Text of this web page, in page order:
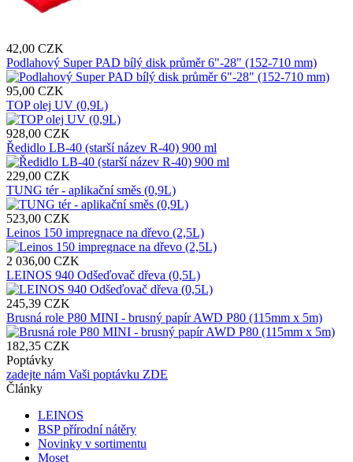
42,00 CZK
Podlahový Super PAD bílý disk průměr 6"-28" (152-710 mm)
95,00 CZK
TOP olej UV (0,9L)
928,00 CZK
Ředidlo LB-40 (starší název R-40) 900 ml
229,00 CZK
TUNG tér - aplikační směs (0,9L)
523,00 CZK
Leinos 150 impregnace na dřevo (2,5L)
2 036,00 CZK
LEINOS 940 Odšeďovač dřeva (0,5L)
245,39 CZK
Brusná role P80 MINI - brusný papír AWD P80 (115mm x 5m)
182,35 CZK
Poptávky
zadejte nám Vaši poptávku ZDE
Články
LEINOS
BSP přírodní nátěry
Novinky v sortimentu
Moset